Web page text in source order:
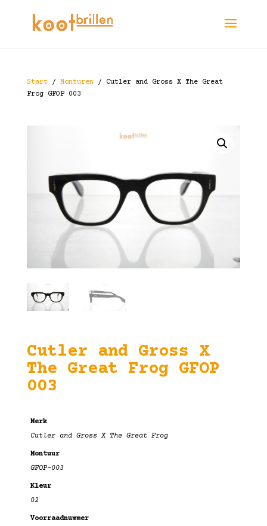
Start/ Monturen/ Cutler and Gross X The Great
Frog GFOP 003
Cutler and Gross X
The Great Frog GFOP
003
Merk
Cutler and Gross X The Great Frog
Montuur
GFOP-003
Kleur
02
Voorraadnummer